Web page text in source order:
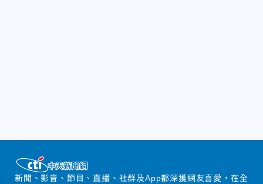
新聞、影音、節目、直播、社群及App都深獲網友喜愛，在全